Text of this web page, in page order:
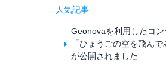
人気記事
Geonovaを利用したコン
「ひょうごの空を飛んで
が公開されました